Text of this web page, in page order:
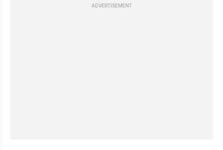
ADVERTISEMENT